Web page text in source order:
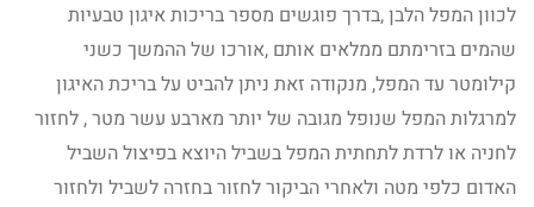
לכוון המפל הלבן ,בדרך פוגשים מספר בריכות איגון טבעיות
שהמים בזרימתם ממלאים אותם ,אורכו של ההמשך כשני
קילומטר עד המפל, מנקודה זאת ניתן להביט על בריכת האיגון
למרגלות המפל שנופל מגובה של יותר מארבע עשר מטר , לחזור
לחניה או לרדת לתחתית המפל בשביל היוצא בפיצול השביל
האדום כלפי מטה ולאחרי הביקור לחזור בחזרה לשביל ולחזור